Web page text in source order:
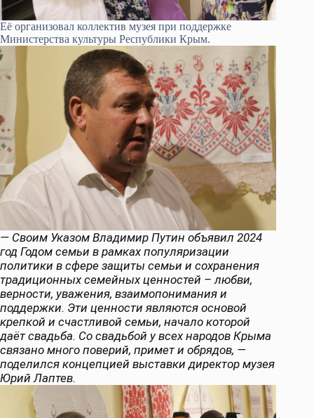
Её организовал коллектив музея при поддержке
Министерства культуры Республики Крым.
— Своим Указом Владимир Путин объявил 2024
год Годом семьи в рамках популяризации
политики в сфере защиты семьи и сохранения
традиционных семейных ценностей – любви,
верности, уважения, взаимопонимания и
поддержки. Эти ценности являются основой
крепкой и счастливой семьи, начало которой
даёт свадьба. Со свадьбой у всех народов Крыма
связано много поверий, примет и обрядов, —
поделился концепцией выставки директор музея
Юрий Лаптев.